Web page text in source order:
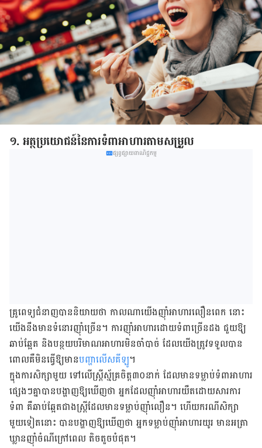
១. អត្ថប្រយោជន៍​នៃ​ការ​ទំពា​អាហារ​តាម​សម្រួល
ផ្សព្វផ្សាយពាណិជ្ជកម្ម
គ្រូ​ពេទ្យ​ជំនាញ​បាន​និយាយ​ថា កាល​ណាយើង​​​ញ៉ាំ​អាហារ​​លឿន​ពេក នោះ​
យើង​នឹង​មាន​ទំនោរ​ញ៉ាំ​ច្រើន​។ ការ​ញ៉ាំ​អាហារ​ដោយ​ទំពា​ច្រើន​ដង ជួយ​ឱ្យ​
ឆាប់​ឆ្អែត និង​​បន្ថយ​បរិមាណ​អាហារ​​មិន​ចាំ​បាច់​ ដែល​យើង​​ត្រូវ​ទទួល​បាន
ពោល​គឺ​មិន​ធ្វើ​ឱ្យ​​​មាន​បញ្ហា​លើស​គីឡូ​។
ក្នុង​ការ​សិក្សា​មួយ​ ទៅ​លើ​ស្ត្រី​ស្ម័គ្រ​ចិត្ត​៣០​នាក់ ដែល​​មាន​ទម្លាប់​ទំពា​អាហារ​​
ផ្សេង​ៗ​គ្នា​បាន​​បង្ហាញ​ឱ្យ​ឃើញ​ថា អ្នក​ដែល​​ញ៉ាំ​អាហារ​យឺត​ដោយ​សារ​​ការ​
ទំពា គឺ​ឆាប់​ឆ្អែត​ជាង​ស្ត្រី​ដែល​មាន​ទម្លាប់​ញ៉ាំ​លឿន។ ហើយ​ករណី​សិក្សា​
មួយ​ទៀត​នោះ​ បាន​បង្ហាញ​ឱ្យ​ឃើញ​ថា អ្នក​ទម្លាប់ញ៉ាំ​អាហារ​យូរ មាន​អត្រា​​
ឃ្លាន​​​ញ៉ាំ​ចំណី​ក្រៅ​ពេល​ តិច​តួច​បំផុត។